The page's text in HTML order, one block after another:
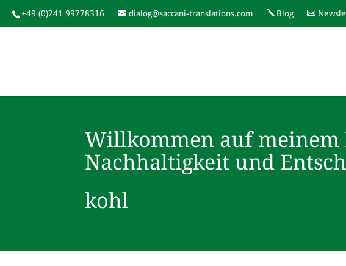
+49 (0)241 99778316 dialog@saccani-translations.com Blog
Willkommen auf meinem
Nachhaltigkeit und
kohl